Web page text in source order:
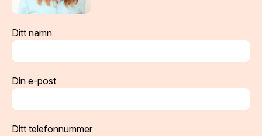
Ditt namn
Din e-post
Ditt telefonnummer